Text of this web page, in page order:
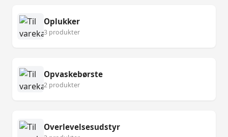
Oplukker
3 produkter
Opvaskebørste
2 produkter
Overlevelsesudstyr